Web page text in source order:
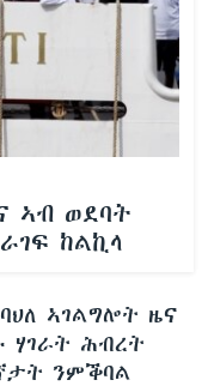
ኣብ ወደባት
ከልኪላ
ኣገልግሎት ዜና
ሕብረት
ንምቕባል